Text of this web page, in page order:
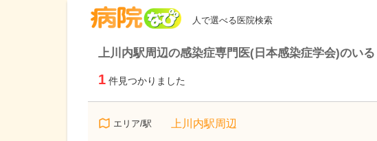
人で選べる医院検索
上川内駅周辺の感染症専門医(日本感染症学会)のいる
1 件見つかりました
エリア/駅 上川内駅周辺